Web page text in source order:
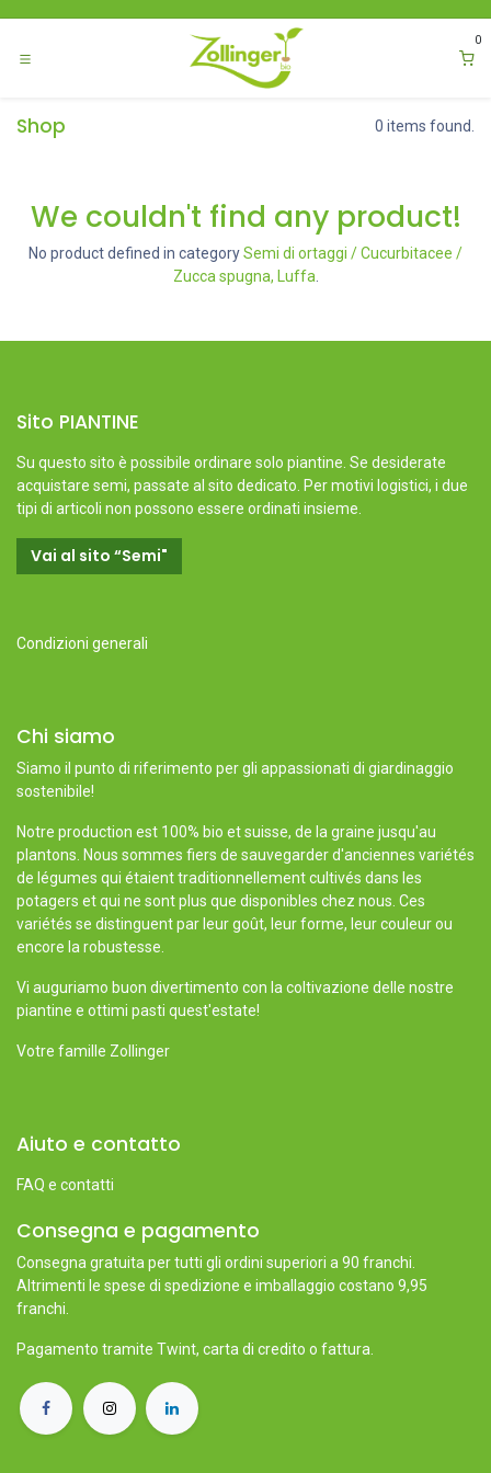
0
Shop 0 items found.
We couldn't find any product!
No product defined in categorySemi di ortaggi / Cucurbitacee /
Zucca spugna, Luffa
Sito PIANTINE
Su questo sito è possibile ordinare solo piantine. Se desiderate
acquistare semi, passate al sito dedicato. Per motivi logistici, i due
tipi di articoli non possono essere ordinati insieme.
Vai al sito “Semi"
Condizioni generali
Chi siamo
Siamo il punto di riferimento per gli appassionati di giardinaggio
sostenibile!
Notre production est 100% bio et suisse, de la graine jusqu'au
plantons. Nous sommes fiers de sauvegarder d'anciennes variétés
de légumes qui étaient traditionnellement cultivés dans les
potagers et qui ne sont plus que disponibles chez nous. Ces
variétés se distinguent par leur goût, leur forme, leur couleur ou
encore la robustesse.
Vi auguriamo buon divertimento con la coltivazione delle nostre
piantine e ottimi pasti quest'estate!
Votre famille Zollinger
Aiuto e contatto
FAQ e contatti
Consegna e pagamento
Consegna gratuita per tutti gli ordini superiori a 90 franchi.
Altrimenti le spese di spedizione e imballaggio costano 9,95
franchi.
Pagamento tramite Twint, carta di credito o fattura.